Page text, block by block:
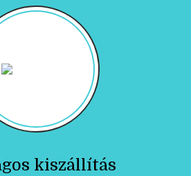
kiszállítás